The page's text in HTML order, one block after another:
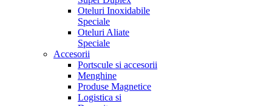
Oteluri Inoxidabile
Speciale
Oteluri Aliate
Speciale
Accesorii
Portscule si accesorii
Menghine
Produse Magnetice
Logistica si